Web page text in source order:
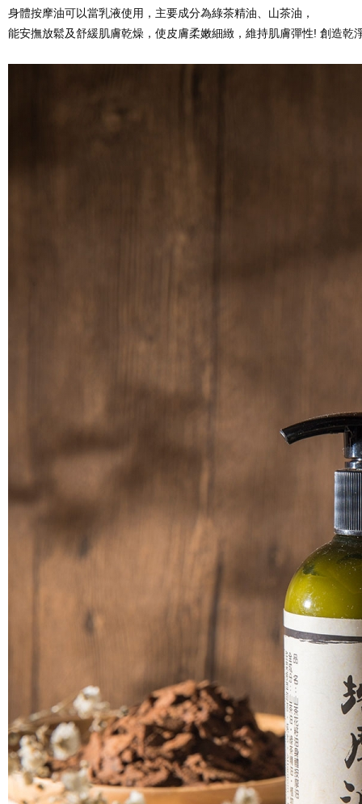
身體按摩油可以當乳液使用，主要成分為綠茶精油、山茶油，
能安撫放鬆及舒緩肌膚乾燥，使皮膚柔嫩細緻，維持肌膚彈性! 創造乾